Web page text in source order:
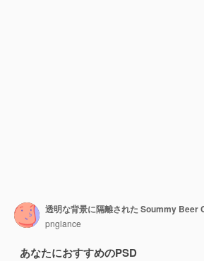
透明な背景に隔離された Soummy Beer
pnglance
あなたにおすすめのPSD